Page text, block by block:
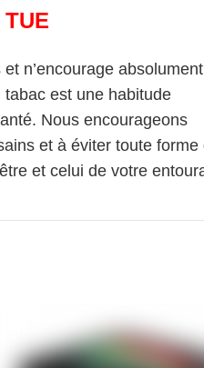
TUE
n’encourage
est une habitude
Nous encourageons
et à éviter toute forme
et celui de votre